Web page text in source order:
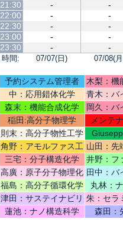
時間: 07/07(日) 07/08(
21:30
-
-
22:00
-
-
22:30
-
-
23:00
-
-
23:30
- -
予約システム管理者
木梨：機
中：応用錯体化学
青木：バ
テリ
森末：機能合成化学
岡久：バ
稲田:高分子物理学
メンテ
則末：高分子物性工学
角野：アモルファス工
学
山田：先
機
三宅：分子構造化学
井野：フ
高廣：原子分子物理化
学
田中：バ
福島：高分子循環化学
丸林：
津田：サステイナビリ
ティデザイン
朱：セラ
蓮池：ナノ構造科学
森田：